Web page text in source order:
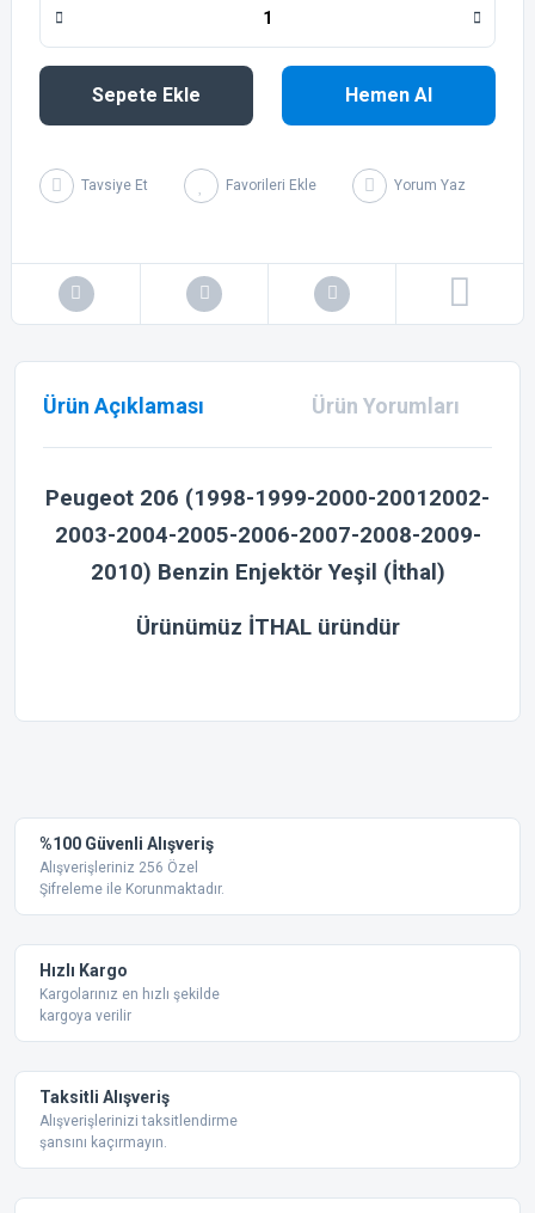
Sepete Ekle Hemen Al
Tavsiye Et Yorum Yaz
Ürün Açıklaması Ürün Yorumları
Peugeot 206 (1998-1999-2000-20012002-
2003-2004-2005-2006-2007-2008-2009-
2010) Benzin Enjektör Yeşil (İthal)
Ürünümüz İTHAL üründür
Ürün resmi kalitesiz, bozuk veya görüntülenemiyor.
Ürün açıklamasında eksik bilgiler bulunuyor.
Bu ürüne benzer farklı alternatifler olmalı.
%100 Güvenli Alışveriş
Alışverişleriniz 256 Özel
Şifreleme ile Korunmaktadır.
Hızlı Kargo
Kargolarınız en hızlı şekilde
kargoya verilir
Taksitli Alışveriş
Alışverişlerinizi taksitlendirme
şansını kaçırmayın.